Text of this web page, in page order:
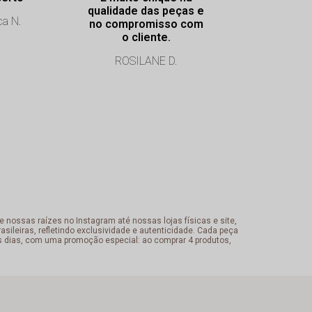
N.
qualidade das peças e
no compromisso com
o cliente.
ROSILANE D.
nossas raízes no Instagram até nossas lojas físicas e site,
refletindo exclusividade e autenticidade. Cada peça
com uma promoção especial: ao comprar 4 produtos,